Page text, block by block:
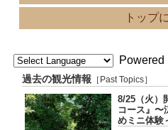
トップ
Powered
過去の観光情報 ［Past Topics］
8/25（火）
コース』〜
めミニ体験